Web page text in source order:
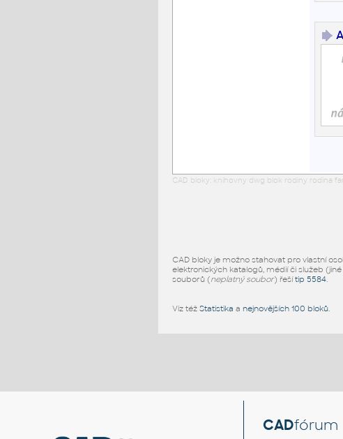
CAD bloky: knihovny dwg blok rodiny rodina
CAD bloky je možno stahovat pro vlastní
elektronických katalogů, médií či služeb
souborů (neplatný soubor) řešítip 5584.
Viz též Statistika a nejnovějších 100 bloků.
CADfórum